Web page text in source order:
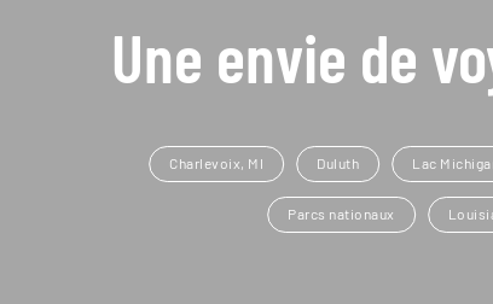
Une envie de
Charlevoix, MI Duluth Lac
Parcs nationaux